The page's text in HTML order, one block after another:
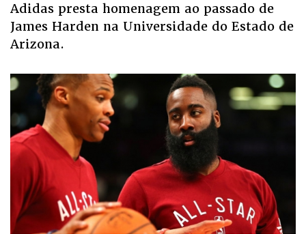
Adidas presta homenagem ao passado de
James Harden na Universidade do Estado de
Arizona.